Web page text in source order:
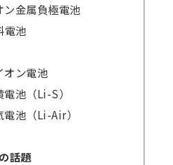
金属負極電池
池
ン電池
池（Li-S）
池（Li-Air）
話題